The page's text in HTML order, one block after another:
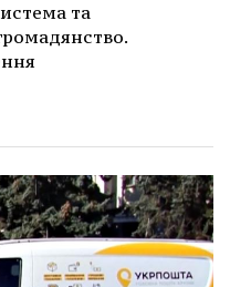
та